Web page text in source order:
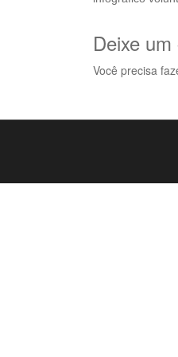
Deixe
Você precisa